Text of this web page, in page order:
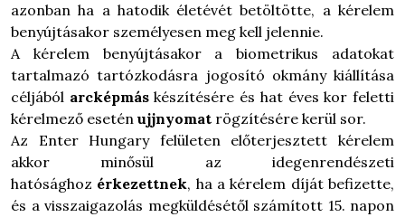
azonban ha a hatodik életévét betöltötte, a kérelem
benyújtásakor személyesen meg kell jelennie.
A kérelem benyújtásakor a biometrikus adatokat
tartalmazó tartózkodásra jogosító okmány kiállítása
céljából arcképmáskészítésére és hat éves kor feletti
kérelmező eseténujjnyomat rögzítésére kerül sor.
Az Enter Hungary felületen előterjesztett kérelem
akkor minősül az idegenrendészeti
hatósághoz érkezettnek, ha a kérelem díját befizette,
és a visszaigazolás megküldésétől számított 15. napon